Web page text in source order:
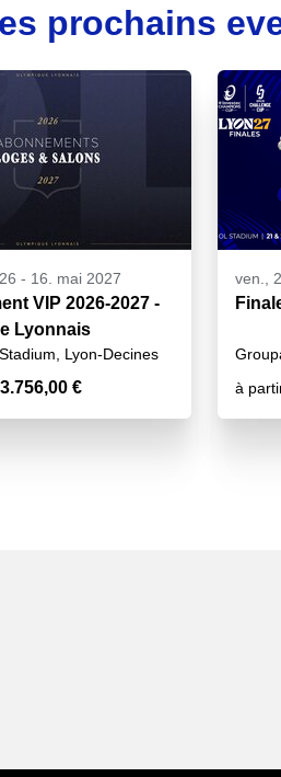
prochains
- 16. mai 2027
VIP 2026-2027 -
Lyonnais
Lyon-Decines
3.756,00 €
ven.,
à